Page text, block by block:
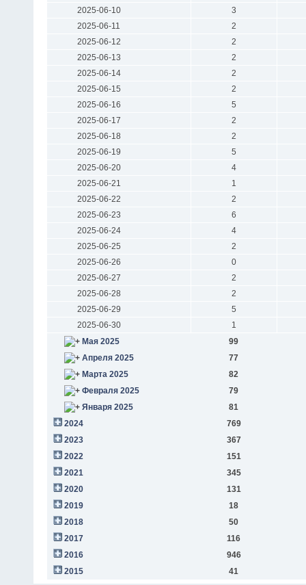
2025-06-10
3
2025-06-11
2
2025-06-12
2
2025-06-13
2
2025-06-14
2
2025-06-15
2
2025-06-16
5
2025-06-17
2
2025-06-18
2
2025-06-19
5
2025-06-20
4
2025-06-21
1
2025-06-22
2
2025-06-23
6
2025-06-24
4
2025-06-25
2
2025-06-26
0
2025-06-27
2
2025-06-28
2
2025-06-29
5
2025-06-30
1
Мая 2025
99
Апреля 2025
77
Марта 2025
82
Февраля 2025
79
Января 2025
81
2024
769
2023
367
2022
151
2021
345
2020
131
2019
18
2018
50
2017
116
2016
946
2015
41